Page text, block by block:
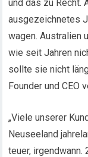
und das zu Recht.
ausgezeichnetes
wagen. Australien
wie seit Jahren
sollte sie nicht
Founder und CEO
„Viele unserer
Neuseeland
teuer,